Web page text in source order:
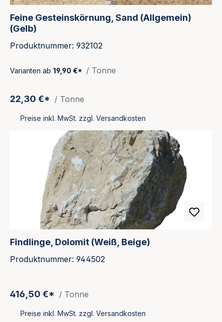
Feine Gesteinskörnung, Sand (Allgemein)
(Gelb)
Produktnummer: 932102
Varianten ab 19,90 €* / Tonne
22,30 €* / Tonne
Preise inkl. MwSt. zzgl. Versandkosten
Findlinge, Dolomit (Weiß, Beige)
Produktnummer: 944502
416,50 €* / Tonne
Preise inkl. MwSt. zzgl. Versandkosten